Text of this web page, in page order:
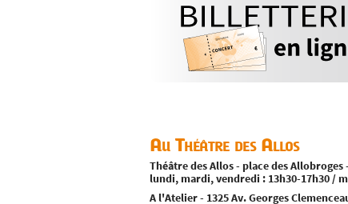
Au Théâtre des Allos
Théâtre des Allos - place des Allobroges
lundi, mardi, vendredi : 13h30-17h30 /
A l'Atelier - 1325 Av. Georges